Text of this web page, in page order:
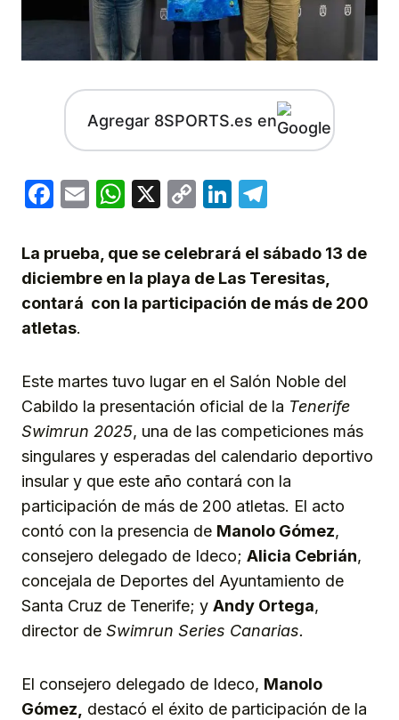
Agregar 8SPORTS.es en
Facebook
EmailWhatsApp
X
CopyLinkedIn
La prueba, que se celebrará el sábado 13 de
diciembre en la playa de Las Teresitas,
contará con la participación de más de 200
atletas.
Este martes tuvo lugar en el Salón Noble del
Cabildo la presentación oficial de la Tenerife
Swimrun 2025, una de las competiciones más
singulares y esperadas del calendario deportivo
insular y que este año contará con la
participación de más de 200 atletas. El acto
contó con la presencia de Manolo Gómez,
consejero delegado de Ideco; Alicia Cebrián,
concejala de Deportes del Ayuntamiento de
Santa Cruz de Tenerife; y Andy Ortega,
director de Swimrun Series Canarias.
El consejero delegado de Ideco, Manolo
Gómez, destacó el éxito de participación de la